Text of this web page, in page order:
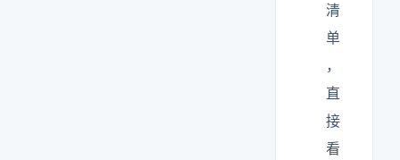
清
单
，
直
接
看